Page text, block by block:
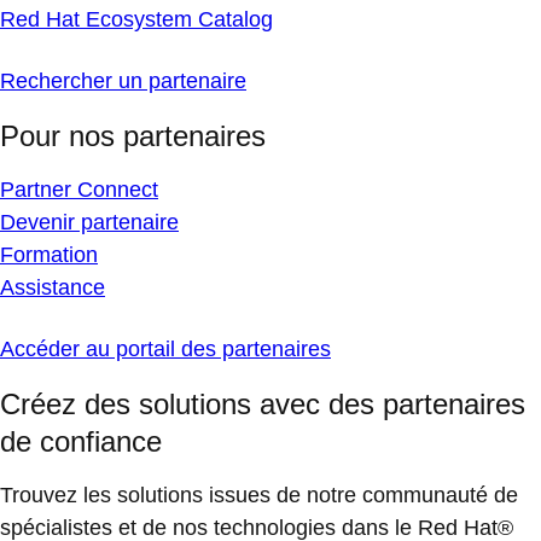
Red Hat Ecosystem Catalog
Rechercher un partenaire
Pour nos partenaires
Partner Connect
Devenir partenaire
Formation
Assistance
Accéder au portail des partenaires
Créez des solutions avec des partenaires
de confiance
Trouvez les solutions issues de notre communauté de
spécialistes et de nos technologies dans le Red Hat®